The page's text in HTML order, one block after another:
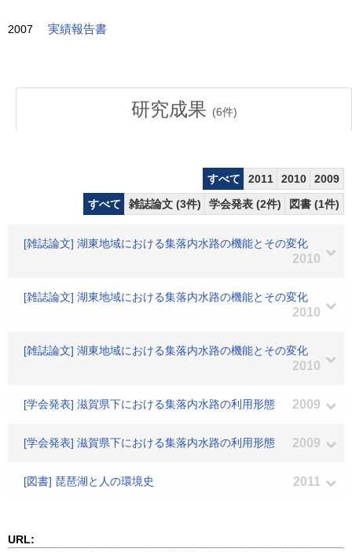
2007 実績報告書
研究成果 (6件)
すべて 2011 2010
2009
すべて
雑誌論文 (3件) 学会発表 (2件) 図書 (1件)
[雑誌論文] 湖東地域における集落内水路の機能とその変化
2010
[雑誌論文] 湖東地域における集落内水路の機能とその変化
2010
[雑誌論文] 湖東地域における集落内水路の機能とその変化
2010
[学会発表] 滋賀県下における集落内水路の利用形態 2009
[学会発表] 滋賀県下における集落内水路の利用形態 2009
[図書] 琵琶湖と人の環境史 2011
URL: